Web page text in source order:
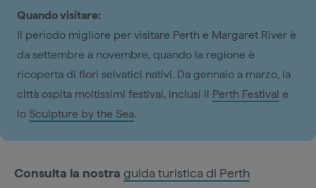
Quando visitare:
Il periodo migliore per visitare Perth e Margaret River è
da settembre a novembre, quando la regione è
ricoperta di fiori selvatici nativi. Da gennaio a marzo, la
città ospita moltissimi festival, inclusi il Perth Festival e
lo Sculpture by the Sea.
Consulta la nostra guida turistica di Perth